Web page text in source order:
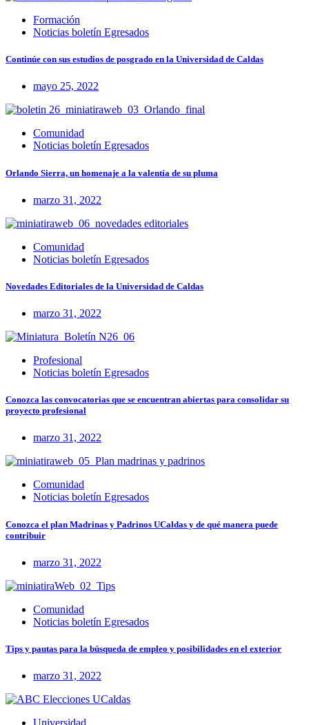
Formación
Noticias boletín Egresados
Continúe con sus estudios de posgrado en la Universidad de Caldas
mayo 25, 2022
Comunidad
Noticias boletín Egresados
Orlando Sierra, un homenaje a la valentía de su pluma
marzo 31, 2022
Comunidad
Noticias boletín Egresados
Novedades Editoriales de la Universidad de Caldas
marzo 31, 2022
Profesional
Noticias boletín Egresados
Conozca las convocatorias que se encuentran abiertas para consolidar su
proyecto profesional
marzo 31, 2022
Comunidad
Noticias boletín Egresados
Conozca el plan Madrinas y Padrinos UCaldas y de qué manera puede
contribuir
marzo 31, 2022
Comunidad
Noticias boletín Egresados
Tips y pautas para la búsqueda de empleo y posibilidades en el exterior
marzo 31, 2022
Universidad